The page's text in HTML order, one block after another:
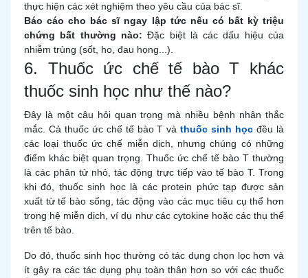
thực hiện các xét nghiệm theo yêu cầu của bác sĩ.
Báo cáo cho bác sĩ ngay lập tức nếu có bất kỳ triệu
chứng bất thường nào: Đặc biệt là các dấu hiệu của
nhiễm trùng (sốt, ho, đau họng...).
6. Thuốc ức chế tế bào T khác
thuốc sinh học như thế nào?
Đây là một câu hỏi quan trọng mà nhiều bệnh nhân thắc
mắc. Cả thuốc ức chế tế bào T vàthuốc sinh học đều là
các loại thuốc ức chế miễn dịch, nhưng chúng có những
điểm khác biệt quan trọng. Thuốc ức chế tế bào T thường
là các phân tử nhỏ, tác động trực tiếp vào tế bào T. Trong
khi đó, thuốc sinh học là các protein phức tạp được sản
xuất từ tế bào sống, tác động vào các mục tiêu cụ thể hơn
trong hệ miễn dịch, ví dụ như các cytokine hoặc các thụ thể
trên tế bào.
Do đó, thuốc sinh học thường có tác dụng chọn lọc hơn và
ít gây ra các tác dụng phụ toàn thân hơn so với các thuốc